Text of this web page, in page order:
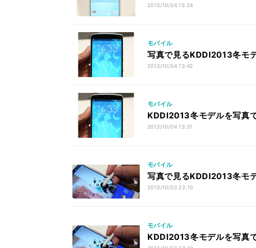
2013/10/04 15:24
モバイル
写真で見るKDDI2013冬モ
2013/10/04 13:42
モバイル
KDDI2013冬モデルを写真
2013/10/04 13:31
モバイル
写真で見るKDDI2013冬モ
2013/10/03 22:10
モバイル
KDDI2013冬モデルを写真